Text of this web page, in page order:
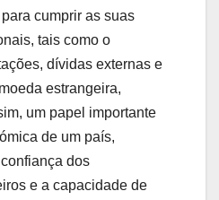
cumprir as suas
tais como o
dívidas externas e
estrangeira,
um papel importante
de um país,
dos
e a capacidade de